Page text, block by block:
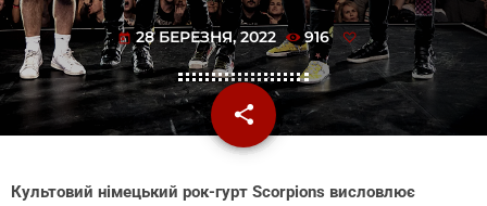
today 28 БЕРЕЗНЯ, 2022 916
share
email
Культовий німецький рок-гурт Scorpions висловлює